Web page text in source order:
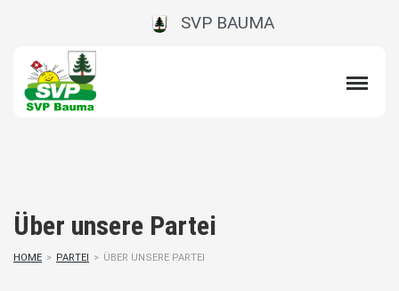
SVP BAUMA
Über unsere Partei
HOME > PARTEI > ÜBER UNSERE PARTEI